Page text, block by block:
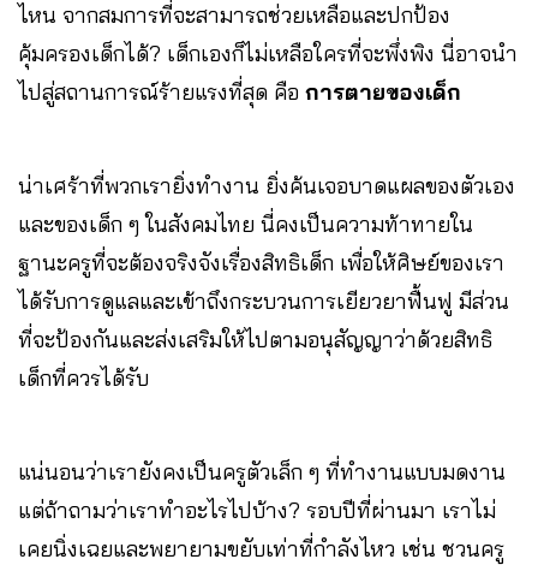
ไหน จากสมการที่จะสามารถช่วยเหลือและปกป้อง
คุ้มครองเด็กได้? เด็กเองก็ไม่เหลือใครที่จะพึ่งพิง นี่อาจนำ
ไปสู่สถานการณ์ร้ายแรงที่สุด คือ การตายของเด็ก
น่าเศร้าที่พวกเรายิ่งทำงาน ยิ่งค้นเจอบาดแผลของตัวเอง
และของเด็ก ๆ ในสังคมไทย นี่คงเป็นความท้าทายใน
ฐานะครูที่จะต้องจริงจังเรื่องสิทธิเด็ก เพื่อให้ศิษย์ของเรา
ได้รับการดูแลและเข้าถึงกระบวนการเยียวยาฟื้นฟู มีส่วน
ที่จะป้องกันและส่งเสริมให้ไปตามอนุสัญญาว่าด้วยสิทธิ
เด็กที่ควรได้รับ
แน่นอนว่าเรายังคงเป็นครูตัวเล็ก ๆ ที่ทำงานแบบมดงาน
แต่ถ้าถามว่าเราทำอะไรไปบ้าง? รอบปีที่ผ่านมา เราไม่
เคยนิ่งเฉยและพยายามขยับเท่าที่กำลังไหว เช่น ชวนครู